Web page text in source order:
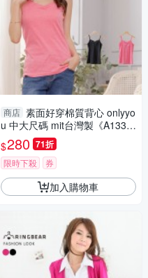
商店 素面好穿棉質背心 onlyyo
u 中大尺碼 mit台灣製《A133
7》
$280 71折
限時下殺 券
加入購物車